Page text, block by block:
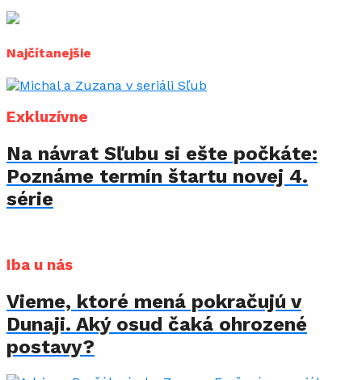
Najčítanejšie
Exkluzívne
Na návrat Sľubu si ešte počkáte:
Poznáme termín štartu novej 4.
série
Iba u nás
Vieme, ktoré mená pokračujú v
Dunaji. Aký osud čaká ohrozené
postavy?